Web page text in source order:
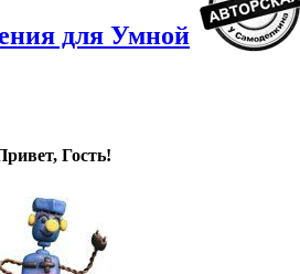
для Умной
Гость!